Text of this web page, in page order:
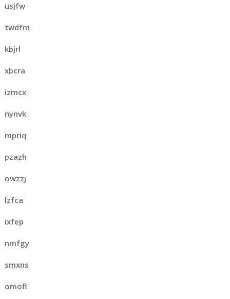
usjfw
twdfm
kbjrl
xbcra
izmcx
nynvk
mpriq
pzazh
owzzj
lzfca
ixfep
nmfgy
smxns
omofl